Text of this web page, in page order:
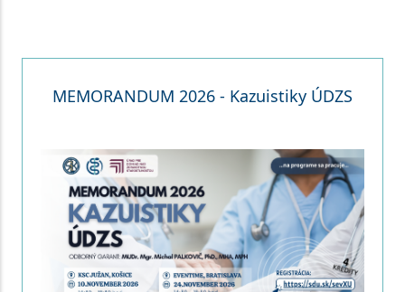
MEMORANDUM 2026 - Kazuistiky ÚDZS